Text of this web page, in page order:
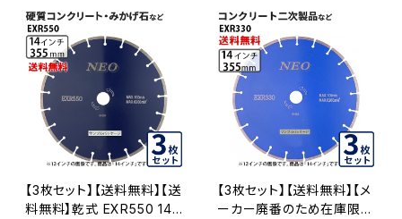
レード カッターブレード 刃
NSR-12-03
【3枚セット】【送料無料】【送
料無料】乾式 EXR550 14イ
【3枚セット】【送料無料】【メ
ーカー廃番のため在庫限